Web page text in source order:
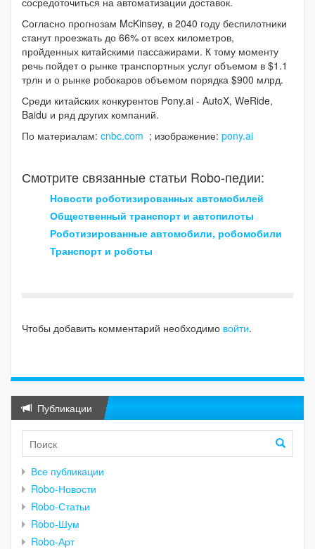
Согласно прогнозам McKinsey, в 2040 году беспилотники
станут проезжать до 66% от всех километров,
пройденных китайскими пассажирами. К тому моменту
речь пойдет о рынке транспортных услуг объемом в $1.1
трлн и о рынке робокаров объемом порядка $900 млрд.
Среди китайских конкурентов Pony.ai - AutoX, WeRide,
Baidu и ряд других компаний.
По материалам: cnbc.com ; изображение: pony.ai
Смотрите связанные статьи Robo-педии:
Новости роботизированных автомобилей
Общественный транспорт и автопилоты
Роботизированные автомобили, робомобили
Транспорт и роботы
Чтобы добавить комментарий необходимо войти.
Публикации
Все публикации
Robo-Новости
Robo-Статьи
Robo-Шум
Robo-Арт